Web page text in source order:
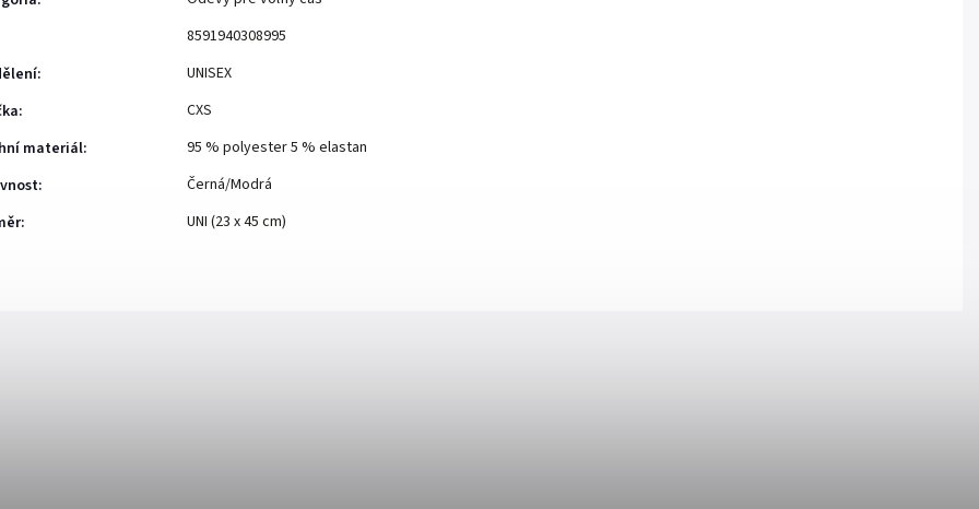
8591940308995
:
UNISEX
:
CXS
materiál:
95 % polyester 5 % elastan
:
Černá/Modrá
: UNI (23 x 45 cm)